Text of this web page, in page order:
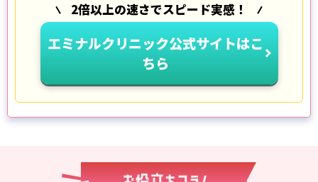
2倍以上の速さでスピード実感！
エミナルクリニック公式サイトはこ
ちら